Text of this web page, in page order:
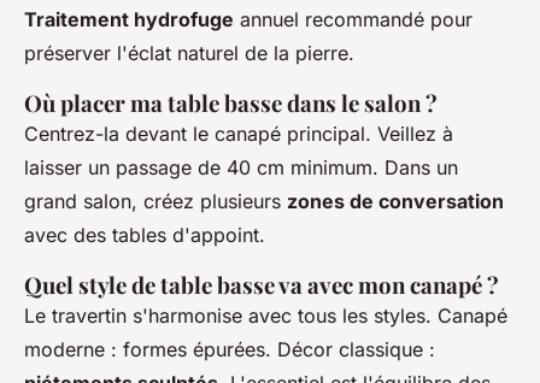
Traitement hydrofuge annuel recommandé pour
préserver l'éclat naturel de la pierre.
Où placer ma table basse dans le salon ?
Centrez-la devant le canapé principal. Veillez à
laisser un passage de 40 cm minimum. Dans un
grand salon, créez plusieurs zones de conversation
avec des tables d'appoint.
Quel style de table basse va avec mon canapé ?
Le travertin s'harmonise avec tous les styles. Canapé
moderne : formes épurées. Décor classique :